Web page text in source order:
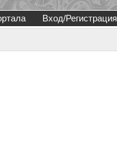
Вход/Регистрация